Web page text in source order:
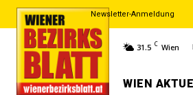
Newsletter-Anmeldung
31.5 C Wien
WIEN